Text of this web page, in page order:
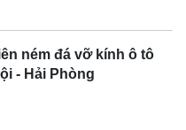
được thiết kế theo
đặt cần số bên phải vô-
đại mà còn tối ưu hóa
năng công nghệ của xe.
ném đá vỡ kính ô tô
- Hải Phòng